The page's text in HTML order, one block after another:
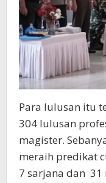
Para lulusan itu
304 lulusan
magister.
meraih predikat
7 sarjana dan 31